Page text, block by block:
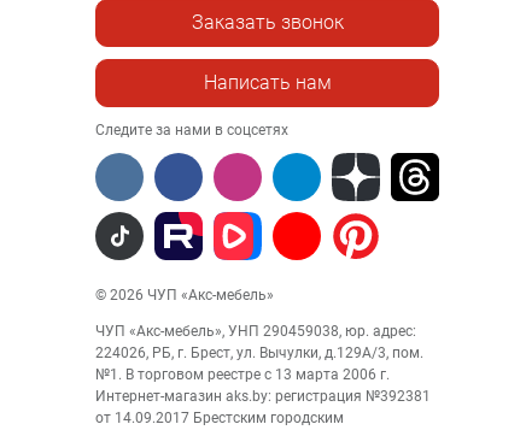
Заказать звонок
Написать нам
Следите за нами в соцсетях
© 2026 ЧУП «Акс-мебель»
ЧУП «Акс-мебель», УНП 290459038, юр. адрес:
224026, РБ, г. Брест, ул. Вычулки, д.129А/3, пом.
№1. В торговом реестре с 13 марта 2006 г.
Интернет-магазин aks.by: регистрация №392381
от 14.09.2017 Брестским городским